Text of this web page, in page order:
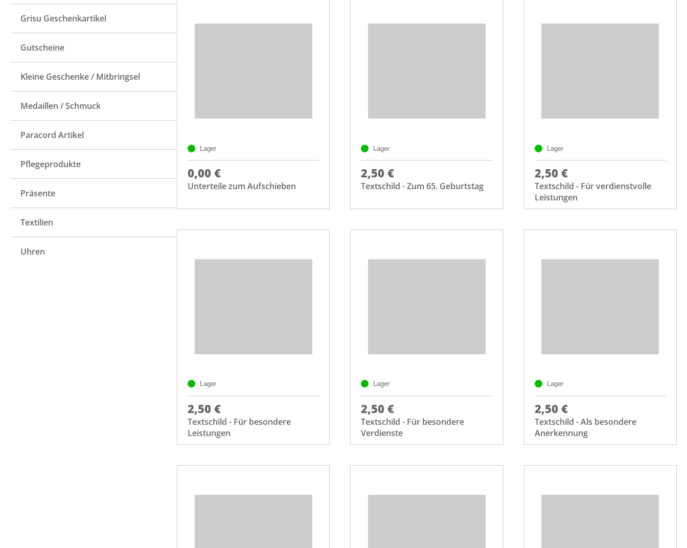
Grisu Geschenkartikel
Gutscheine
Kleine Geschenke / Mitbringsel
Medaillen / Schmuck
Paracord Artikel
Pflegeprodukte
Präsente
Textilien
Uhren
Lager
0,00 €
Unterteile zum Aufschieben
Lager
2,50 €
Textschild - Zum 65. Geburtstag
Lager
2,50 €
Textschild - Für verdienstvolle
Leistungen
Lager
2,50 €
Textschild - Für besondere
Leistungen
Lager
2,50 €
Textschild - Für besondere
Verdienste
Lager
2,50 €
Textschild - Als besondere
Anerkennung